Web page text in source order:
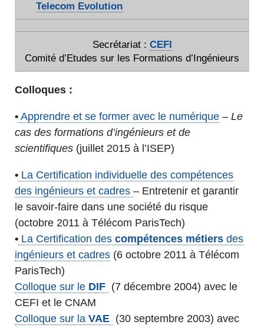
Telecom Evolution
Secrétariat : CEFI
Comité d’Etudes sur les Formations d’Ingénieurs
Colloques :
• Apprendre et se former avec le numérique – Le
cas des formations d’ingénieurs et de
scientifiques (juillet 2015 à l’ISEP)
• La Certification individuelle des compétences
des ingénieurs et cadres – Entretenir et garantir
le savoir-faire dans une société du risque
(octobre 2011 à Télécom ParisTech)
• La Certification des compétences métiers des
ingénieurs et cadres (6 octobre 2011 à Télécom
ParisTech)
Colloque sur le DIF (7 décembre 2004) avec le
CEFI et le CNAM
Colloque sur la VAE (30 septembre 2003) avec